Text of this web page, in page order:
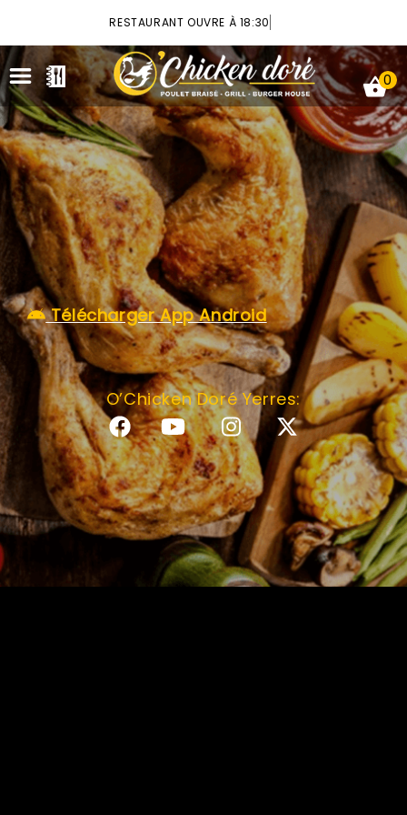
RESTAURANT OUVRE À 18:30
ACCUEIL
LA CARTE
VOTRE COMPTE
NOTRE RESTAURANT
VOS AVIS
MENTIONS LÉGALES
C.G.V
0
Télécharger App Android
O’Chicken Doré Yerres: